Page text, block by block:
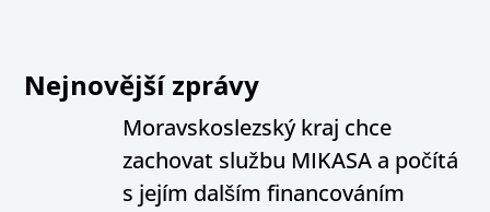
Nejnovější zprávy
Moravskoslezský kraj chce
zachovat službu MIKASA a počítá
s jejím dalším financováním